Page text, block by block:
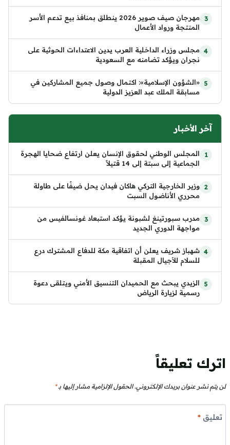
مهرجان صيف صوير 2026 ينطلق بمنافذ بيع تدعم الأسر
المنتجة ورواد الأعمال
مجلس وزراء الداخلية العرب يدين الاعتداءات الحوثية على
نجران ويؤكد تضامنه مع السعودية
«الشؤون الإسلامية»: اكتمال وصول جميع المشاركين في
مسابقة الملك عبد العزيز الدولية
آخر الأخبار
المجلس الوطني لحقوق الإنسان يعلن ارتفاع ضحايا الهجرة
الجماعية إلى سبتة إلى 14 قتيلاً
وزير الخارجية التركي هاكان فيدان يحل ضيفًا على طاولة
محرري الأناضول السبت
مدرب سبورتينغ لشبونة يؤكد استبعاد غونسالفيس من
مواجهة الدوري الجديد
شهباز شريف يعلن أن اتفاقية مكة للدفاع المشترك درع
للسلام للأجيال المقبلة
الزيدي يبحث مع الحميدان التنسيق الأمني ويتلقى دعوة
رسمية لزيارة الرياض
اترك تعليقاً
لن يتم نشر عنوان بريدك الإلكتروني. الحقول الإلزامية مشار إليها بـ*
تعليق*